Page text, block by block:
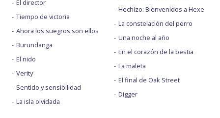
El director
Tiempo de victoria
Ahora los suegros son ellos
Burundanga
El nido
Verity
Sentido y sensibilidad
La isla olvidada
Hechizo: Bienvenidos a Hexe
La constelación del perro
Una noche al año
En el corazón de la bestia
La maleta
El final de Oak Street
Digger